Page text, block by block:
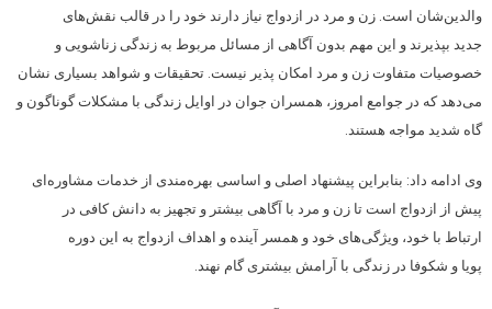
والدین‌شان است. زن و مرد در ازدواج نیاز دارند خود را در قالب نقش‌های
جدید بپذیرند و این مهم بدون آگاهی از مسائل مربوط به زندگی زناشویی و
خصوصیات متفاوت زن و مرد امکان پذیر نیست. تحقیقات و شواهد بسیاری نشان
می‌دهد که در جوامع امروز، همسران جوان در اوایل زندگی با مشکلات گوناگون و
گاه شدید مواجه هستند.
وی ادامه داد: بنابراین پیشنهاد اصلی و اساسی بهره‌مندی از خدمات مشاوره‌ای
پیش از ازدواج است تا زن و مرد با آگاهی بیشتر و تجهیز به دانش کافی در
ارتباط با خود، ویژگی‌های خود و همسر آینده و اهداف ازدواج به این دوره
پویا و شکوفا در زندگی با آرامش بیشتری گام نهند.